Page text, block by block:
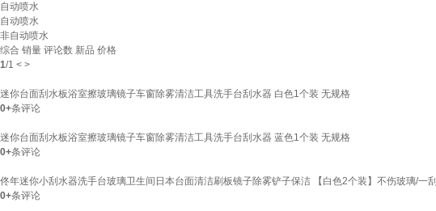
自动喷水
自动喷水
非自动喷水
综合 销量 评论数 新品 价格
1/1 < >
迷你台面刮水板浴室擦玻璃镜子车窗除雾清洁工具洗手台刮水器 白色1个装 无规格
0+条评论
迷你台面刮水板浴室擦玻璃镜子车窗除雾清洁工具洗手台刮水器 蓝色1个装 无规格
0+条评论
佟年迷你小刮水器洗手台玻璃卫生间日本台面清洁刷板镜子除雾铲子保洁 【白色2个装】不伤玻璃/一
0+条评论